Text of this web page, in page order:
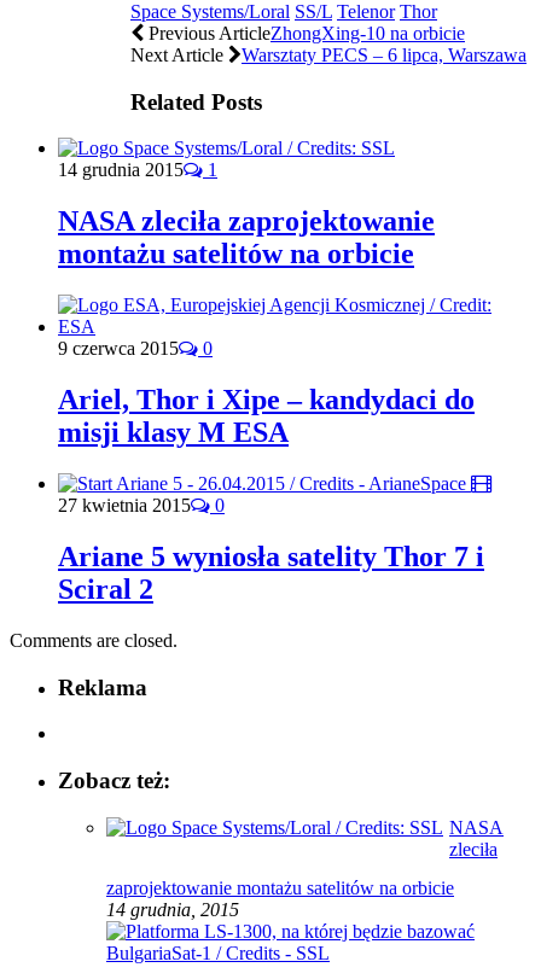
Space Systems/Loral SS/L Telenor Thor
Previous ArticleZhongXing-10 na orbicie
Next Article
Warsztaty PECS – 6 lipca, Warszawa
Related Posts
14 grudnia 2015 1
NASA zleciła zaprojektowanie
montażu satelitów na orbicie
9 czerwca 2015 0
Ariel, Thor i Xipe – kandydaci do
misji klasy M ESA
27 kwietnia 2015 0
Ariane 5 wyniosła satelity Thor 7 i
Sciral 2
Comments are closed.
Reklama
Zobacz też:
NASA
zleciła
zaprojektowanie montażu satelitów na orbicie
14 grudnia, 2015